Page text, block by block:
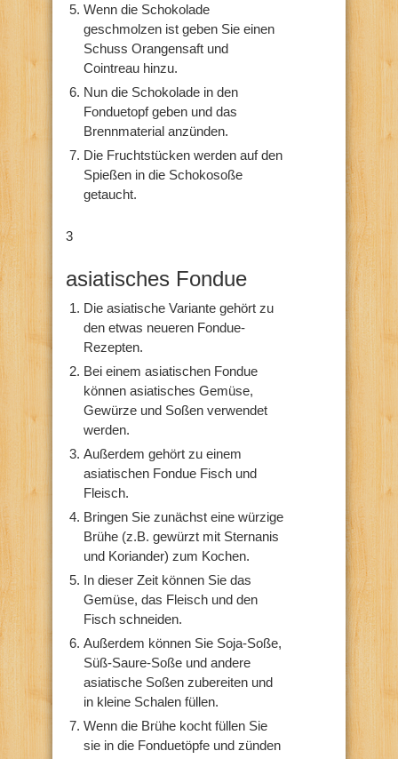
Wenn die Schokolade
geschmolzen ist geben Sie einen
Schuss Orangensaft und
Cointreau hinzu.
Nun die Schokolade in den
Fonduetopf geben und das
Brennmaterial anzünden.
Die Fruchtstücken werden auf den
Spießen in die Schokosoße
getaucht.
3
asiatisches Fondue
Die asiatische Variante gehört zu
den etwas neueren Fondue-
Rezepten.
Bei einem asiatischen Fondue
können asiatisches Gemüse,
Gewürze und Soßen verwendet
werden.
Außerdem gehört zu einem
asiatischen Fondue Fisch und
Fleisch.
Bringen Sie zunächst eine würzige
Brühe (z.B. gewürzt mit Sternanis
und Koriander) zum Kochen.
In dieser Zeit können Sie das
Gemüse, das Fleisch und den
Fisch schneiden.
Außerdem können Sie Soja-Soße,
Süß-Saure-Soße und andere
asiatische Soßen zubereiten und
in kleine Schalen füllen.
Wenn die Brühe kocht füllen Sie
sie in die Fonduetöpfe und zünden